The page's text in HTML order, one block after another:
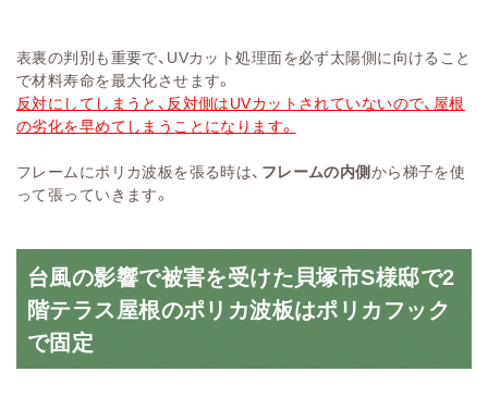
表裏の判別も重要で、UVカット処理面を必ず太陽側に向けること
で材料寿命を最大化させます。
反対にしてしまうと、反対側はUVカットされていないので、屋根
の劣化を早めてしまうことになります。
フレームにポリカ波板を張る時は、 フレームの内側から梯子を使
って張っていきます。
台風の影響で被害を受けた貝塚市S様邸で2
階テラス屋根のポリカ波板はポリカフック
で固定